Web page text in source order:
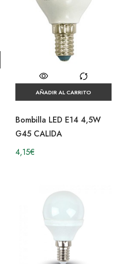
AÑADIR AL CARRITO
Bombilla LED E14 4,5W
G45 CALIDA
4,15€